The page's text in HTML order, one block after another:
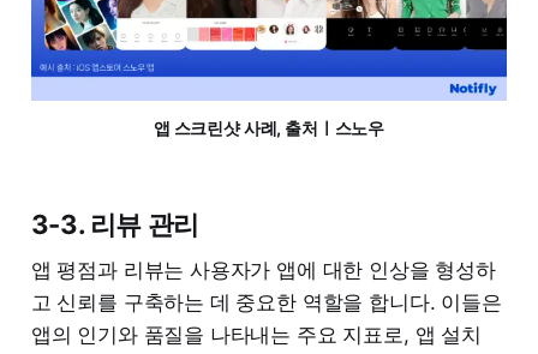
앱 스크린샷 사례, 출처ㅣ스노우
3-3. 리뷰 관리
앱 평점과 리뷰는 사용자가 앱에 대한 인상을 형성하
고 신뢰를 구축하는 데 중요한 역할을 합니다. 이들은
앱의 인기와 품질을 나타내는 주요 지표로, 앱 설치